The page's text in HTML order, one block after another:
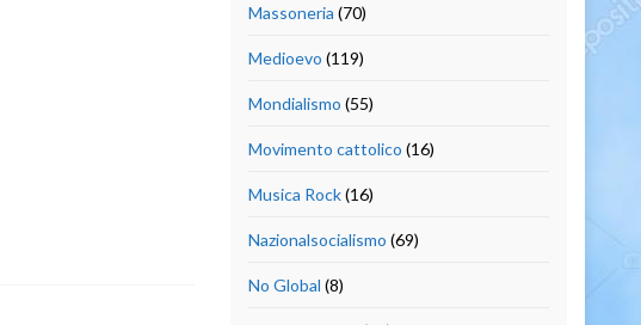
Massoneria (70)
Medioevo (119)
Mondialismo (55)
Movimento cattolico (16)
Musica Rock(16)
Nazionalsocialismo (69)
No Global (8)